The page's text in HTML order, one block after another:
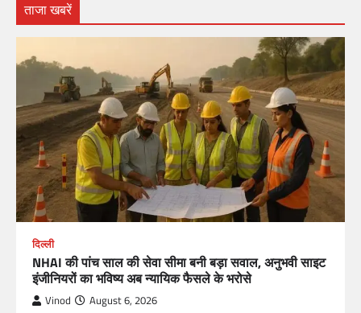
ताजा खबरें
दिल्ली
NHAI की पांच साल की सेवा सीमा बनी बड़ा सवाल, अनुभवी साइट
इंजीनियरों का भविष्य अब न्यायिक फैसले के भरोसे
Vinod August 6, 2026